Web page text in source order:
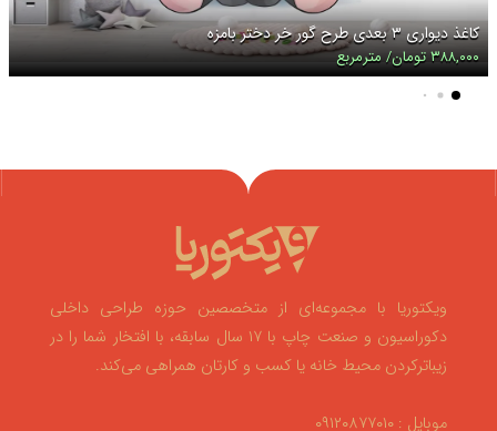
کاغذ دیواری ۳ بعدی طرح گور خر دختر بامزه
۳۸۸,۰۰۰ تومان/ مترمربع
ویکتوریا با مجموعه‌ای از متخصصین حوزه طراحی داخلی
دکوراسیون و صنعت چاپ با ۱۷ سال سابقه، با افتخار شما را در
زیباترکردن محیط خانه یا کسب و کارتان همراهی می‌کند.
موبایل : ۰۹۱۲۰۸۷۷۰۱۰